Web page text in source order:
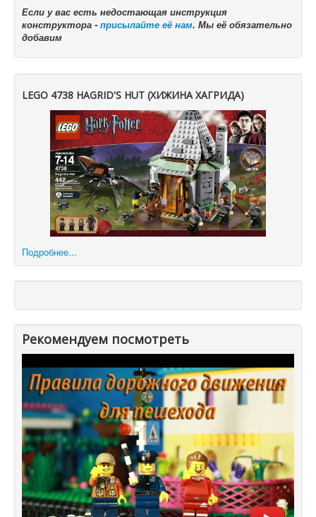
Если у вас есть недостающая инструкция
конструктора -присылайте её нам. Мы её обязательно
добавим
LEGO 4738 HAGRID'S HUT (ХИЖИНА ХАГРИДА)
Подробнее...
Рекомендуем посмотреть